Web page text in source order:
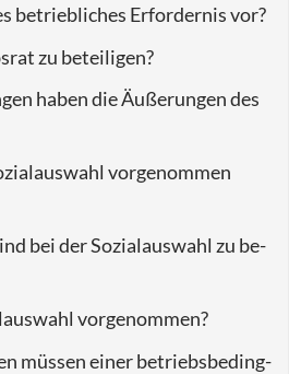
be­trieb­li­ches Er­for­der­nis vor?
zu be­tei­li­gen?
haben die Äu­ße­run­gen des
vor­ge­nom­men
bei der So­zi­al­aus­wahl zu be­
vor­ge­nom­men?
müs­sen einer be­triebs­be­ding­